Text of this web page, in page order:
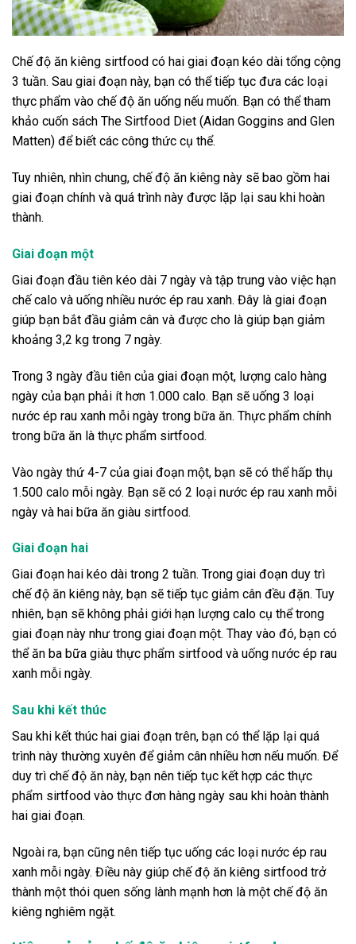
Chế độ ăn kiêng sirtfood có hai giai đoạn kéo dài tổng cộng
3 tuần. Sau giai đoạn này, bạn có thể tiếp tục đưa các loại
thực phẩm vào chế độ ăn uống nếu muốn. Bạn có thể tham
khảo cuốn sách The Sirtfood Diet (Aidan Goggins and Glen
Matten) để biết các công thức cụ thể.
Tuy nhiên, nhìn chung, chế độ ăn kiêng này sẽ bao gồm hai
giai đoạn chính và quá trình này được lặp lại sau khi hoàn
thành.
Giai đoạn một
Giai đoạn đầu tiên kéo dài 7 ngày và tập trung vào việc hạn
chế calo và uống nhiều nước ép rau xanh. Đây là giai đoạn
giúp bạn bắt đầu giảm cân và được cho là giúp bạn giảm
khoảng 3,2 kg trong 7 ngày.
Trong 3 ngày đầu tiên của giai đoạn một, lượng calo hàng
ngày của bạn phải ít hơn 1.000 calo. Bạn sẽ uống 3 loại
nước ép rau xanh mỗi ngày trong bữa ăn. Thực phẩm chính
trong bữa ăn là thực phẩm sirtfood.
Vào ngày thứ 4-7 của giai đoạn một, bạn sẽ có thể hấp thụ
1.500 calo mỗi ngày. Bạn sẽ có 2 loại nước ép rau xanh mỗi
ngày và hai bữa ăn giàu sirtfood.
Giai đoạn hai
Giai đoạn hai kéo dài trong 2 tuần. Trong giai đoạn duy trì
chế độ ăn kiêng này, bạn sẽ tiếp tục giảm cân đều đặn. Tuy
nhiên, bạn sẽ không phải giới hạn lượng calo cụ thể trong
giai đoạn này như trong giai đoạn một. Thay vào đó, bạn có
thể ăn ba bữa giàu thực phẩm sirtfood và uống nước ép rau
xanh mỗi ngày.
Sau khi kết thúc
Sau khi kết thúc hai giai đoạn trên, bạn có thể lặp lại quá
trình này thường xuyên để giảm cân nhiều hơn nếu muốn. Để
duy trì chế độ ăn này, bạn nên tiếp tục kết hợp các thực
phẩm sirtfood vào thực đơn hàng ngày sau khi hoàn thành
hai giai đoạn.
Ngoài ra, bạn cũng nên tiếp tục uống các loại nước ép rau
xanh mỗi ngày. Điều này giúp chế độ ăn kiêng sirtfood trở
thành một thói quen sống lành mạnh hơn là một chế độ ăn
kiêng nghiêm ngặt.